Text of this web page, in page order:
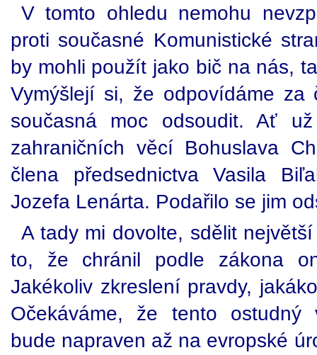
V tomto ohledu nemohu
proti současné Komunistické
by mohli použít jako bič na nás,
Vymýšlejí si, že odpovídáme za
současná moc odsoudit. Ať
zahraničních věcí Bohuslava
člena předsednictva Vasila
Jozefa Lenárta. Podařilo se jim
A tady mi dovolte, sdělit
to, že chránil podle zákona
Jakékoliv zkreslení pravdy,
Očekáváme, že tento ostudný
bude napraven až na evropské